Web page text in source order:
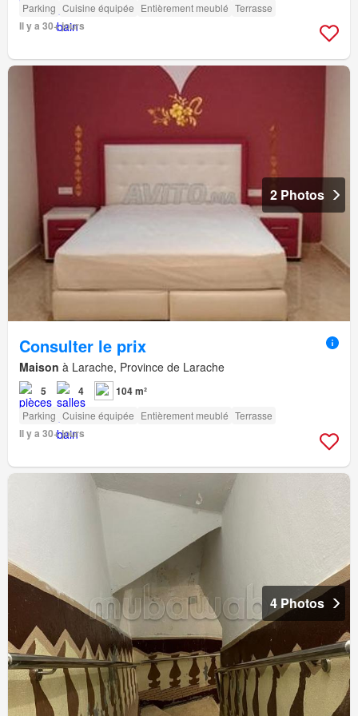
Parking Cuisine équipée Entièrement meublé Terrasse
Il y a 30+ jours
2 Photos
Consulter le prix
Maison à Larache, Province de Larache
5 4 104 m²
Parking Cuisine équipée Entièrement meublé Terrasse
Il y a 30+ jours
4 Photos